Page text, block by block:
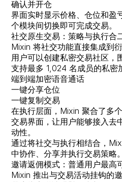
确认并开仓
界面实时显示价格、仓位和盈
个模块间切换即可完成交易。
社交原生交易：策略与执行合
Mixin 将社交功能直接集成到
用户可以创建私密交易社区，
支持最多 1,024 名成员的私密
端到端加密语音通话
一键分享仓位
一键复制交易
在执行层面，Mixin 聚合了多
交易界面，让用户能够接入去
动性。
通过将社交与执行相结合，
中协作、分享并执行交易策略。
邀请返佣模式：普通用户最高
Mixin 推出与交易活动挂钩的邀